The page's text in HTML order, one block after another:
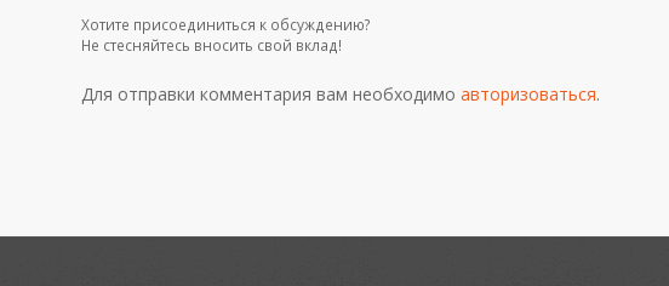
Хотите присоединиться к обсуждению?
Не стесняйтесь вносить свой вклад!
Для отправки комментария вам необходимо авторизоваться.